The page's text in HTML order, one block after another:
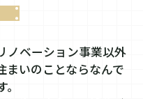
ノベーション事業以外
まいのことならなんで